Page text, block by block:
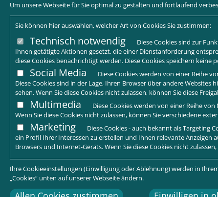
Um unsere Webseite für Sie optimal zu gestalten und fortlaufend
Sie können hier auswählen, welcher Art von Cookies Sie zustimmen:
Technisch notwendig
Diese Cookies sind zur
Ihnen getätigte Aktionen gesetzt, die einer Dienstanforderung
diese Cookies benachrichtigt werden. Diese Cookies speichern keine
Social Media
Diese Cookies werden von einer Reihe
Diese Cookies sind in der Lage, Ihren Browser über andere
sehen. Wenn Sie diese Cookies nicht zulassen, können Sie diese
Multimedia
Diese Cookies werden von einer Reihe
Wenn Sie diese Cookies nicht zulassen, können Sie verschiedene
Marketing
Diese Cookies - auch bekannt als Targeting
ein Profil Ihrer Interessen zu erstellen und Ihnen relevante Anzeigen
Browsers und Internet-Geräts. Wenn Sie diese Cookies nicht
Ihre Cookieeinstellungen (Einwilligung oder Ablehnung) werden in
„Cookies“ unten auf unserer Webseite ändern.